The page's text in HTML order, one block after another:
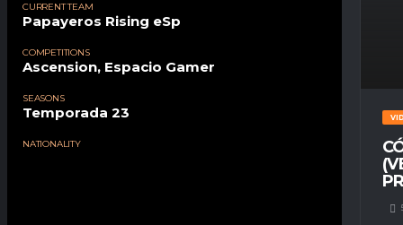
CURRENT TEAM
Papayeros Rising eSp
COMPETITIONS
Ascension, Espacio Gamer
SEASONS
Temporada 23
NATIONALITY